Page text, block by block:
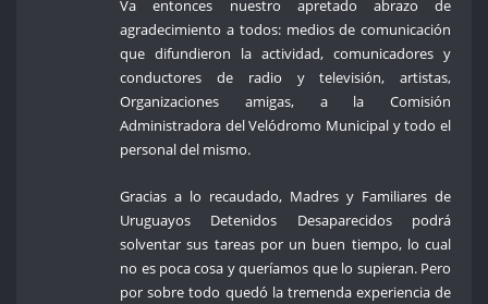
Va entonces nuestro apretado abrazo de
agradecimiento a todos: medios de comunicación
que difundieron la actividad, comunicadores y
conductores de radio y televisión, artistas,
Organizaciones amigas, a la Comisión
Administradora del Velódromo Municipal y todo el
personal del mismo.
Gracias a lo recaudado, Madres y Familiares de
Uruguayos Detenidos Desaparecidos podrá
solventar sus tareas por un buen tiempo, lo cual
no es poca cosa y queríamos que lo supieran. Pero
por sobre todo quedó la tremenda experiencia de